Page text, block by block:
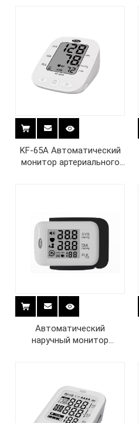
KF-65A Автоматический
монитор артериального
Автоматический
наручный монитор